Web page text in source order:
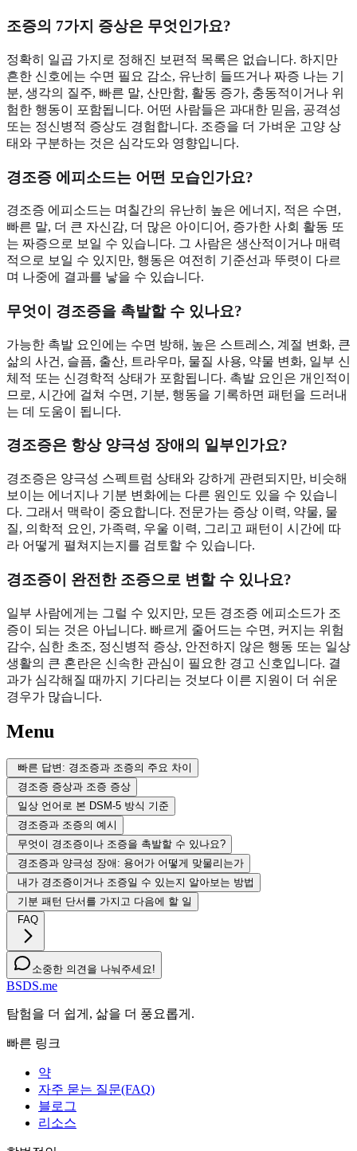
조증의 7가지 증상은 무엇인가요?
정확히 일곱 가지로 정해진 보편적 목록은 없습니다. 하지만
흔한 신호에는 수면 필요 감소, 유난히 들뜨거나 짜증 나는 기
분, 생각의 질주, 빠른 말, 산만함, 활동 증가, 충동적이거나 위
험한 행동이 포함됩니다. 어떤 사람들은 과대한 믿음, 공격성
또는 정신병적 증상도 경험합니다. 조증을 더 가벼운 고양 상
태와 구분하는 것은 심각도와 영향입니다.
경조증 에피소드는 어떤 모습인가요?
경조증 에피소드는 며칠간의 유난히 높은 에너지, 적은 수면,
빠른 말, 더 큰 자신감, 더 많은 아이디어, 증가한 사회 활동 또
는 짜증으로 보일 수 있습니다. 그 사람은 생산적이거나 매력
적으로 보일 수 있지만, 행동은 여전히 기준선과 뚜렷이 다르
며 나중에 결과를 낳을 수 있습니다.
무엇이 경조증을 촉발할 수 있나요?
가능한 촉발 요인에는 수면 방해, 높은 스트레스, 계절 변화, 큰
삶의 사건, 슬픔, 출산, 트라우마, 물질 사용, 약물 변화, 일부 신
체적 또는 신경학적 상태가 포함됩니다. 촉발 요인은 개인적이
므로, 시간에 걸쳐 수면, 기분, 행동을 기록하면 패턴을 드러내
는 데 도움이 됩니다.
경조증은 항상 양극성 장애의 일부인가요?
경조증은 양극성 스펙트럼 상태와 강하게 관련되지만, 비슷해
보이는 에너지나 기분 변화에는 다른 원인도 있을 수 있습니
다. 그래서 맥락이 중요합니다. 전문가는 증상 이력, 약물, 물
질, 의학적 요인, 가족력, 우울 이력, 그리고 패턴이 시간에 따
라 어떻게 펼쳐지는지를 검토할 수 있습니다.
경조증이 완전한 조증으로 변할 수 있나요?
일부 사람에게는 그럴 수 있지만, 모든 경조증 에피소드가 조
증이 되는 것은 아닙니다. 빠르게 줄어드는 수면, 커지는 위험
감수, 심한 초조, 정신병적 증상, 안전하지 않은 행동 또는 일상
생활의 큰 혼란은 신속한 관심이 필요한 경고 신호입니다. 결
과가 심각해질 때까지 기다리는 것보다 이른 지원이 더 쉬운
경우가 많습니다.
Menu
빠른 답변: 경조증과 조증의 주요 차이
경조증 증상과 조증 증상
일상 언어로 본 DSM-5 방식 기준
경조증과 조증의 예시
무엇이 경조증이나 조증을 촉발할 수 있나요?
경조증과 양극성 장애: 용어가 어떻게 맞물리는가
내가 경조증이거나 조증일 수 있는지 알아보는 방법
기분 패턴 단서를 가지고 다음에 할 일
FAQ
소중한 의견을 나눠주세요!
BSDS.me
탐험을 더 쉽게, 삶을 더 풍요롭게.
빠른 링크
약
자주 묻는 질문(FAQ)
블로그
리소스